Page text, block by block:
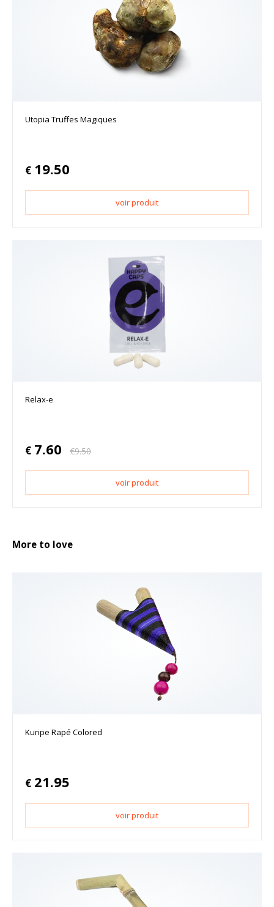
Utopia Truffes Magiques
€ 19.50
voir produit
Relax-e
€ 7.60 €9.50
voir produit
More to love
Kuripe Rapé Colored
€ 21.95
voir produit